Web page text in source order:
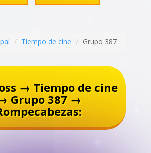
Tiempo de cine Grupo 387
→ Tiempo de cine
Grupo 387 →